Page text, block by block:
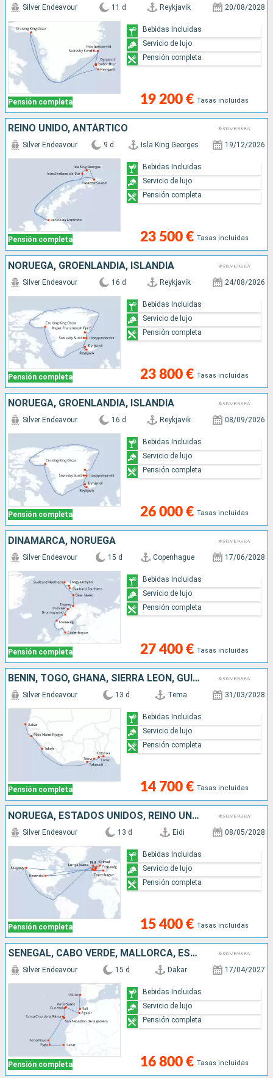
Pensión completa
Silver Endeavour 11 d Reykjavik 20/08/2028
19 200 € Tasas incluidas
Bebidas Incluidas
Servicio de lujo
Pensión completa
REINO UNIDO, ANTÁRTICO
Pensión completa
Silver Endeavour 9 d Isla King Georges 19/12/2026
23 500 € Tasas incluidas
Bebidas Incluidas
Servicio de lujo
Pensión completa
NORUEGA, GROENLANDIA, ISLANDIA
Pensión completa
Silver Endeavour 16 d Reykjavik 24/08/2026
23 800 € Tasas incluidas
Bebidas Incluidas
Servicio de lujo
Pensión completa
NORUEGA, GROENLANDIA, ISLANDIA
Pensión completa
Silver Endeavour 16 d Reykjavik 08/09/2026
26 000 € Tasas incluidas
Bebidas Incluidas
Servicio de lujo
Pensión completa
DINAMARCA, NORUEGA
Pensión completa
Silver Endeavour 15 d Copenhague 17/06/2028
27 400 € Tasas incluidas
Bebidas Incluidas
Servicio de lujo
Pensión completa
BENIN, TOGO, GHANA, SIERRA LEON, GUINEA, SENEGAL
Pensión completa
Silver Endeavour 13 d Tema 31/03/2028
14 700 € Tasas incluidas
Bebidas Incluidas
Servicio de lujo
Pensión completa
NORUEGA, ESTADOS UNIDOS, REINO UNIDO, DINAMARCA
Pensión completa
Silver Endeavour 13 d Eidi 08/05/2028
15 400 € Tasas incluidas
Bebidas Incluidas
Servicio de lujo
Pensión completa
SENEGAL, CABO VERDE, MALLORCA, ESPAÑA, PORTUGAL, MARRUECOS
Pensión completa
Silver Endeavour 15 d Dakar 17/04/2027
16 800 € Tasas incluidas
Bebidas Incluidas
Servicio de lujo
Pensión completa